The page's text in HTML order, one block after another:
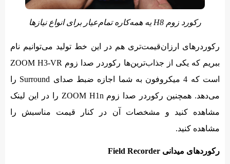
رکورد زوم H8 یه همه‌کاره تمام‌عیار برای انواع نیازها
رکوردرهای ارزان‌قیمت‌تری هم در این خط تولید می‌توانیم نام
ببریم که یکی از جذاب‌ترین‌ها رکوردر صدا زوم ZOOM H3-VR
است که 4 میکروفون به شما اجازه ضبط صدای Surround را
می‌دهد. همچنین رکوردر صدا زوم ZOOM H1n را در این لینک
مشاهده کنید و مشخصات آن در کنار قیمت مناسبش را
مشاهده کنید.
رکوردهای میدانی Field Recorder